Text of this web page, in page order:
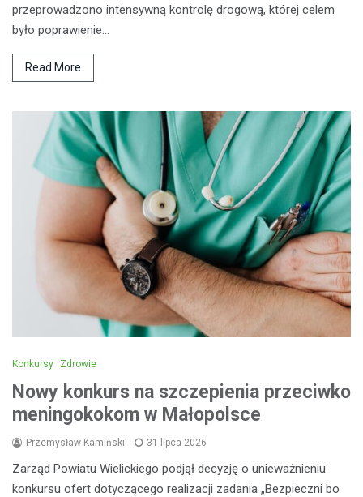
przeprowadzono intensywną kontrolę drogową, której celem
było poprawienie…
Read More
Konkursy Zdrowie
Nowy konkurs na szczepienia przeciwko
meningokokom w Małopolsce
Przemysław Kamiński 31 lipca 2026
Zarząd Powiatu Wielickiego podjął decyzję o unieważnieniu
konkursu ofert dotyczącego realizacji zadania „Bezpieczni bo